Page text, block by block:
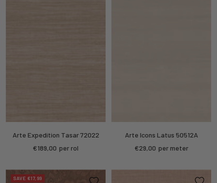
Arte Expedition Tasar 72022
Sale
€189,00 per rol
Arte Icons Latus 50512A
Sale
€29,00 per meter
SAVE €17,99